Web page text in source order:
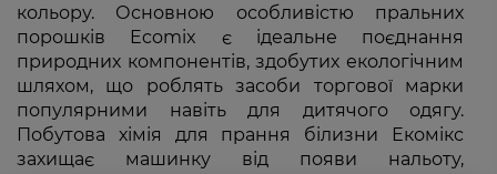
кольору. Основною особливістю пральних
порошків Ecomix є ідеальне поєднання
природних компонентів, здобутих екологічним
шляхом, що роблять засоби торгової марки
популярними навіть для дитячого одягу.
Побутова хімія для прання білизни Екомікс
захищає машинку від появи нальоту,